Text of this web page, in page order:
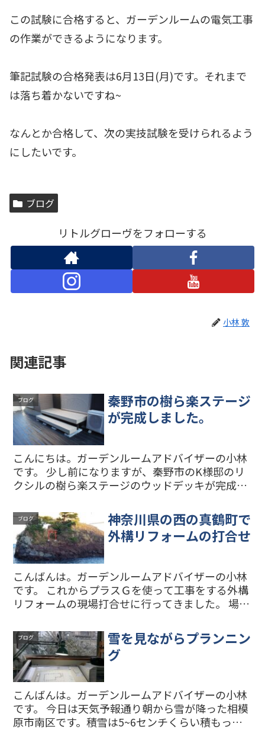
この試験に合格すると、ガーデンルームの電気工事
の作業ができるようになります。
筆記試験の合格発表は6月13日(月)です。それまで
は落ち着かないですね~
なんとか合格して、次の実技試験を受けられるよう
にしたいです。
ブログ
リトルグローヴをフォローする
小林 敦
関連記事
ブログ
秦野市の樹ら楽ステージ
が完成しました。
こんにちは。ガーデンルームアドバイザーの小林
です。 少し前になりますが、秦野市のK様邸のリ
クシルの樹ら楽ステージのウッドデッキが完成し
キです。張り目は縦張りではなく、フローリング
に合わせて横張で...
ブログ
神奈川県の西の真鶴町で
外構リフォームの打合せ
こんばんは。ガーデンルームアドバイザーの小林
です。 これからプラスＧを使って工事をする外構
リフォームの現場打合せに行ってきました。 場所
相模原市南区からだと遠いな…と思うかもしれま
せんが、意外とア...
ブログ
雪を見ながらプランニン
グ
こんばんは。ガーデンルームアドバイザーの小林
です。 今日は天気予報通り朝から雪が降った相模
原市南区です。積雪は5~6センチくらい積もった